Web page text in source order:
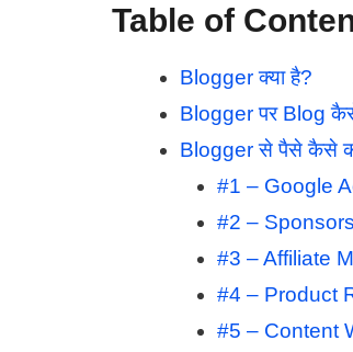
Table of
Blogger क्या है?
Blogger पर Blog
Blogger से पैसे कैसे
#1 – Google
#2 –
#3 – Affiliate
#4 – Product
#5 – Content